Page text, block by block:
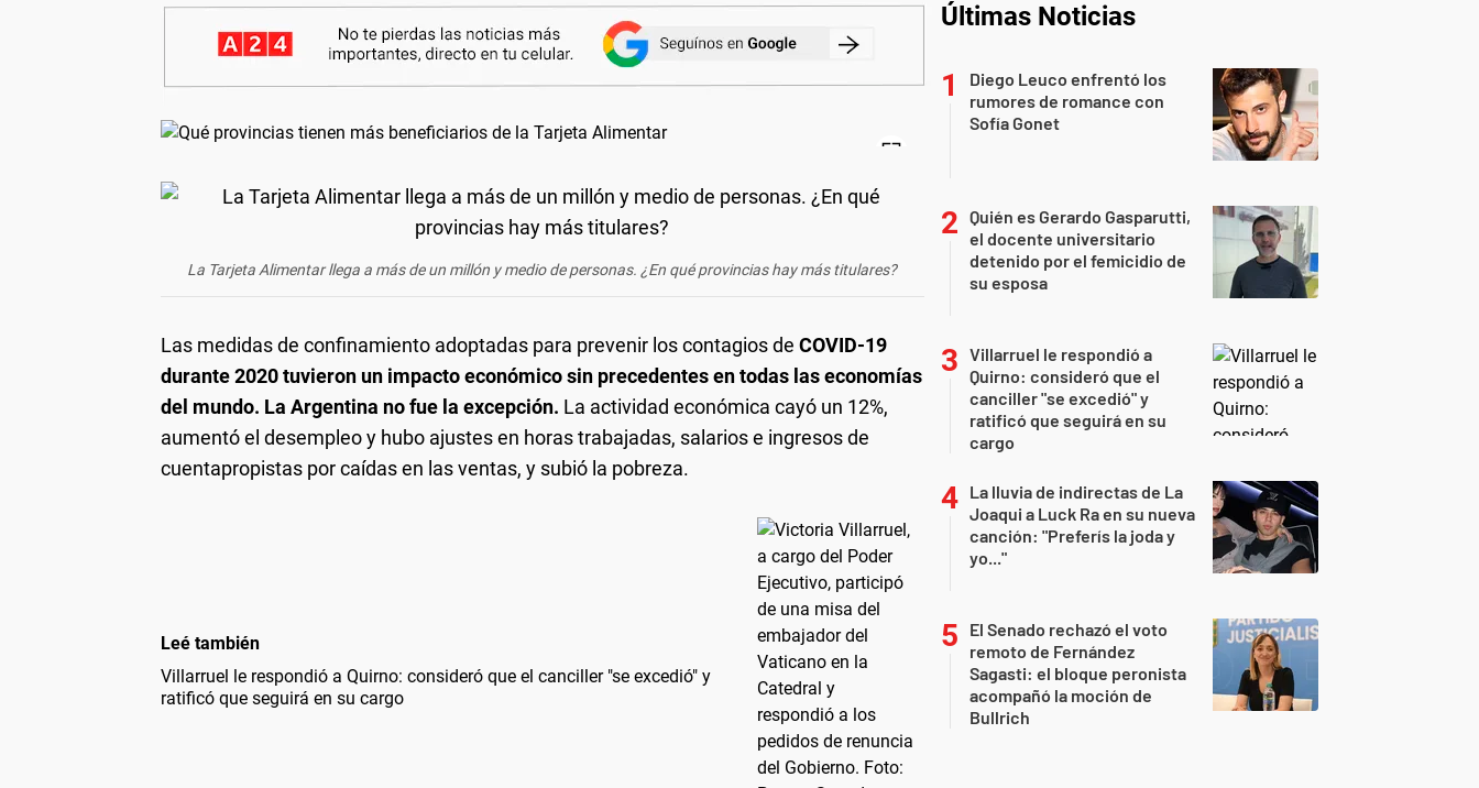
La Tarjeta Alimentar llega a más de un millón y medio de personas. ¿En qué provincias hay más titulares?
Las medidas de confinamiento adoptadas para prevenir los contagios de COVID-19
durante 2020 tuvieron un impacto económico sin precedentes en todas las economías
del mundo. La Argentina no fue la excepción. La actividad económica cayó un 12%,
aumentó el desempleo y hubo ajustes en horas trabajadas, salarios e ingresos de
cuentapropistas por caídas en las ventas, y subió la pobreza.
Leé también
Villarruel le respondió a Quirno: consideró que el canciller "se excedió" y
ratificó que seguirá en su cargo
Últimas Noticias
Diego Leuco enfrentó los
rumores de romance con
Sofía Gonet
Quién es Gerardo Gasparutti,
el docente universitario
detenido por el femicidio de
su esposa
Villarruel le respondió a
Quirno: consideró que el
canciller "se excedió" y
ratificó que seguirá en su
cargo
La lluvia de indirectas de La
Joaqui a Luck Ra en su nueva
canción: "Preferís la joda y
yo..."
El Senado rechazó el voto
remoto de Fernández
Sagasti: el bloque peronista
acompañó la moción de
Bullrich